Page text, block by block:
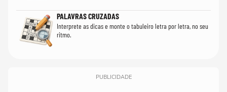
PALAVRAS CRUZADAS
Interprete as dicas e monte o tabuleiro letra por letra, no seu
ritmo.
PUBLICIDADE